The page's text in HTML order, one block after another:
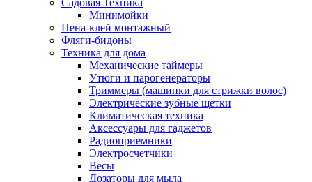
Садовая Техника
Минимойки
Пена-клей монтажный
Фляги-бидоны
Техника для дома
Механические таймеры
Утюги и парогенераторы
Триммеры (машинки для стрижки волос)
Электрические зубные щетки
Климатическая техника
Аксессуары для гаджетов
Радиоприемники
Электросчетчики
Весы
Дозаторы для мыла